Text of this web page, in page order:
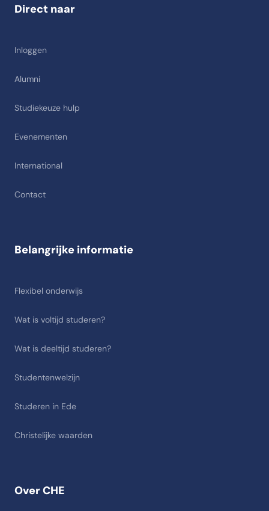
Direct naar
Inloggen
Alumni
Studiekeuze hulp
Evenementen
International
Contact
Over CHE
Belangrijke informatie
Flexibel onderwijs
Wat is voltijd studeren?
Wat is deeltijd studeren?
Studentenwelzijn
Studeren in Ede
Christelijke waarden